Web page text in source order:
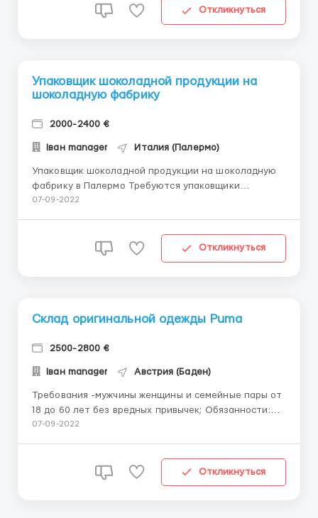
желанию можно брать дополнительные часы,
Откликнуться
Упаковщик шоколадной продукции на
шоколадную фабрику
2000-2400 €
Іван manager Италия (Палермо)
Упаковщик шоколадной продукции на шоколадную
фабрику в Палермо Требуются упаковщики
шоколадной продукции на шоколадную фабрику
производственную линию для обеспечения
непрерывности производства; упаков...
07-09-2022
Откликнуться
Склад оригинальной одежды Puma
2500-2800 €
Іван manager Австрия (Баден)
Требования -мужчины женщины и семейные пары от
18 до 60 лет без вредных привычек; Обязанности:
Проверка вещей на отсутствие брака; Упаковка
выплата зарплаты два раза в месяц; Возможные
07-09-2022
Откликнуться